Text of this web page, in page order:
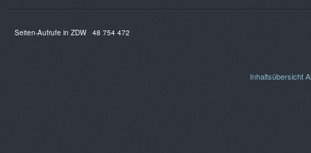
Seiten-Aufrufe in ZDW 48 754 472
Inhaltsübersicht